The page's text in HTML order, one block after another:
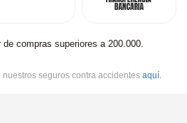
compras superiores a 200.000.
nuestros seguros contra accidentes aquí.